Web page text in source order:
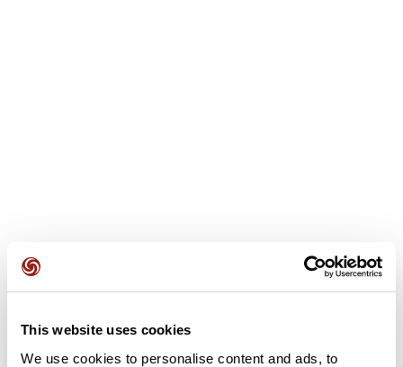
This website uses cookies
We use cookies to personalise content and ads, to